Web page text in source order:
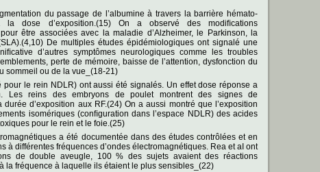
du passage de l’albumine à travers la barrière hémato-
la dose d’exposition.(15) On a observé des modiﬁcations
être associées avec la maladie d’Alzheimer, le Parkinson, la
De multiples études épidémiologiques ont signalé une
d’autres symptômes neurologiques comme les troubles
perte de mémoire, baisse de l’attention, dysfonction du
sommeil ou de la vue_(18-21)
pour le rein NDLR) ont aussi été signalés. Un effet dose réponse a
Les reins des embryons de poulet montrent des signes de
d’exposition aux RF.(24) On a aussi montré que l’exposition
isomériques (conﬁguration dans l’espace NDLR) des acides
pour le rein et le foie.(25)
a été documentée dans des études contrôlées et en
à différentes fréquences d’ondes électromagnétiques. Rea et aI ont
de double aveugle, 100 % des sujets avaient des réactions
la fréquence à laquelle ils étaient le plus sensibles_(22)